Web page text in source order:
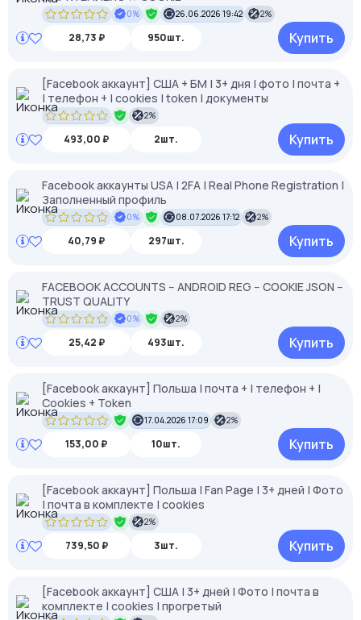
0% 26.06.2026 19:42 2%
28,73 ₽ 950шт. Купить
[Facebook аккаунт] США + БМ | 3+ дня | фото | почта +
| телефон + | cookies | token | документы
2%
493,00 ₽ 2шт. Купить
Facebook аккаунты USA | 2FA | Real Phone Registration |
Заполненный профиль
0% 08.07.2026 17:12 2%
40,79 ₽ 297шт. Купить
FACEBOOK ACCOUNTS -- ANDROID REG -- COOKIE JSON --
TRUST QUALITY
0% 2%
25,42 ₽ 493шт. Купить
[Facebook аккаунт] Польша | почта + | телефон + |
Cookies + Token
17.04.2026 17:09 2%
153,00 ₽ 10шт. Купить
[Facebook аккаунт] Польша | Fan Page | 3+ дней | Фото
| почта в комплекте | cookies
2%
739,50 ₽ 3шт. Купить
[Facebook аккаунт] США | 3+ дней | Фото | почта в
комплекте | cookies | прогретый